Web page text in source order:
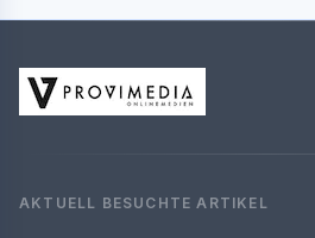
AKTUELL BESUCHTE ARTIKEL